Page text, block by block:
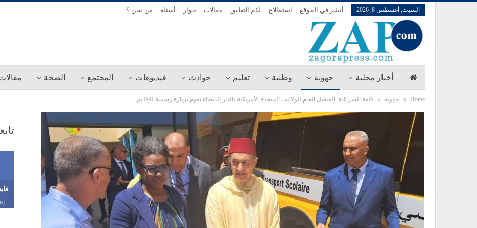
السبت, أغسطس 8, 2026 أنشر في الموقع استطلاع لكم التعليق مقالات حوار أسئلة من نحن ؟
أخبار محلية جهوية وطنية تعليم حوادث فيديوهات المجتمع الصحة
Home جهوية قلعة السراغنة..القنصل العام للولايات المتحدة الأمريكية بالدار البيضاء تقوم بزيارة رسمية للإقليم